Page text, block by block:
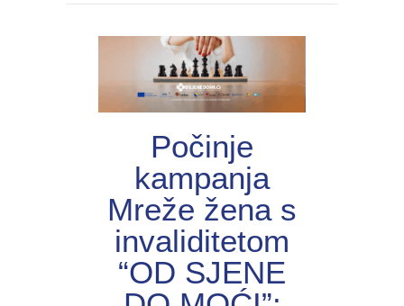
Počinje
kampanja
Mreže žena s
invaliditetom
“OD SJENE